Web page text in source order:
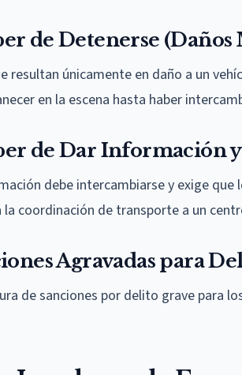
de Detenerse (Daños
resultan únicamente en daño a un
en la escena hasta haber
de Dar Información
debe intercambiarse y exige
coordinación de transporte a un
Agravadas para
de sanciones por delito grave para